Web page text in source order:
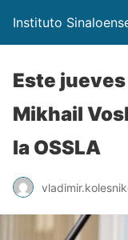
Instituto
Este
Mikhail
la OSSLA